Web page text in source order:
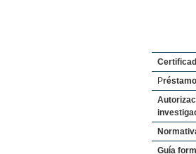
P
Guía